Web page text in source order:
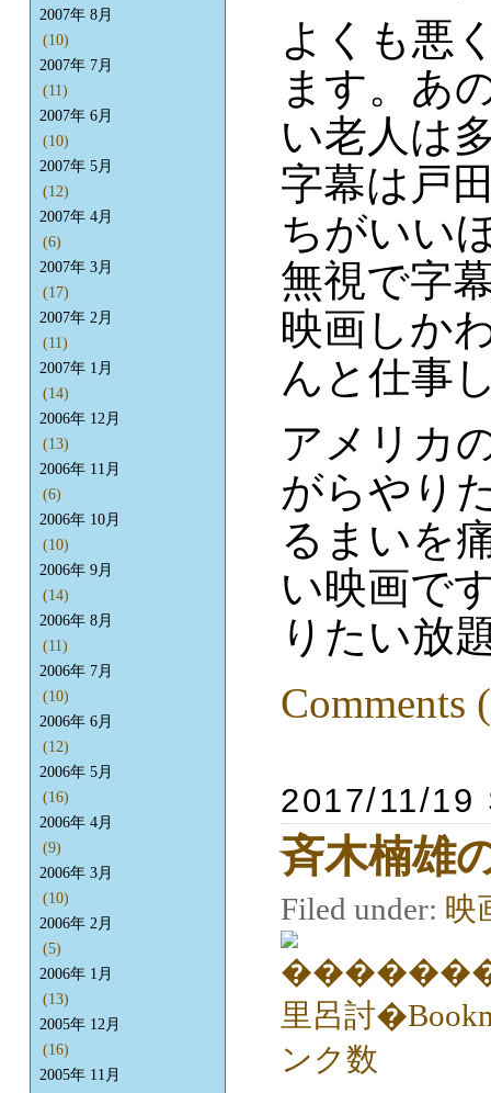
よくも悪
ます。あ
い老人は
字幕は戸
ちがいい
無視で字
映画しか
んと仕事
アメリカ
がらやり
るまいを
い映画で
りたい放
Comments
2017/11/19
斉木楠雄
Filed under: 映
2007年 8月
(10)
2007年 7月
(11)
2007年 6月
(10)
2007年 5月
(12)
2007年 4月
(6)
2007年 3月
(17)
2007年 2月
(11)
2007年 1月
(14)
2006年 12月
(13)
2006年 11月
(6)
2006年 10月
(10)
2006年 9月
(14)
2006年 8月
(11)
2006年 7月
(10)
2006年 6月
(12)
2006年 5月
(16)
2006年 4月
(9)
2006年 3月
(10)
2006年 2月
(5)
2006年 1月
(13)
2005年 12月
(16)
2005年 11月